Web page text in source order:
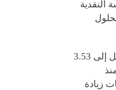
السياسة النقدية
ونحو 30 في المائة بحلول
كما ارتفعت عوائد السندات الألمانية لأجل 30 عاماً بمقدار 1.5 نقطة أساس، لتصل إلى 3.53
منذ
زيادة